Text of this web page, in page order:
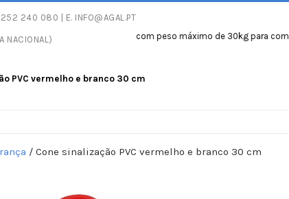
240 080 | E. INFO@AGAL.PT
NACIONAL)
Entregas gratuitas com peso máximo de 30kg para compras a
/ Cone sinalização PVC vermelho e branco 30 cm
PVC vermelho e branco 30 cm